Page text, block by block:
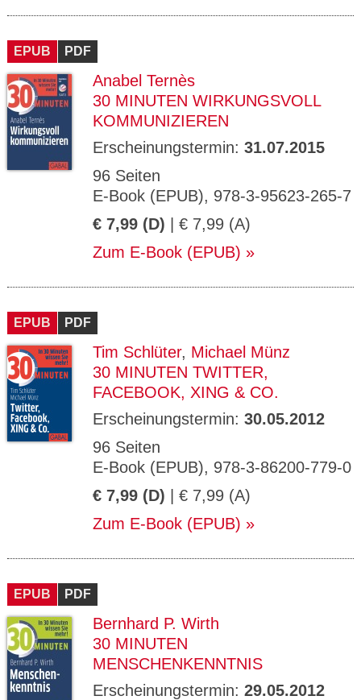
EPUB PDF
Anabel Ternès
30 MINUTEN WIRKUNGSVOLL
KOMMUNIZIEREN
Erscheinungstermin: 31.07.2015
96 Seiten
E-Book (EPUB), 978-3-95623-265-7
€ 7,99 (D) | € 7,99 (A)
Zum E-Book (EPUB)
EPUB PDF
Tim Schlüter, Michael Münz
30 MINUTEN TWITTER,
FACEBOOK, XING & CO.
Erscheinungstermin: 30.05.2012
96 Seiten
E-Book (EPUB), 978-3-86200-779-0
€ 7,99 (D) | € 7,99 (A)
Zum E-Book (EPUB)
EPUB PDF
Bernhard P. Wirth
30 MINUTEN
MENSCHENKENNTNIS
Erscheinungstermin: 29.05.2012